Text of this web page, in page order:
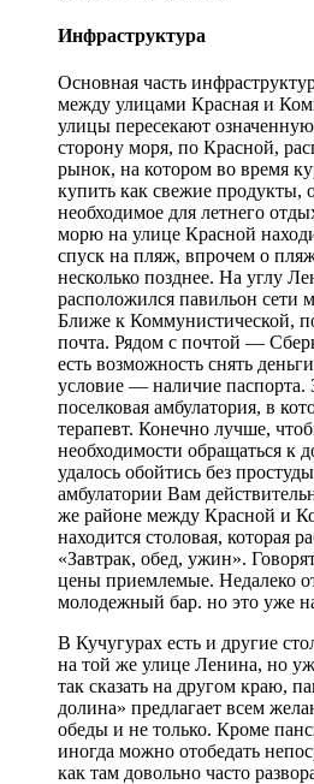
Инфраструктура
Основная часть
между улицами Красная и
улицы пересекают
сторону моря, по Красной,
рынок, на котором во время
купить как свежие продукты,
необходимое для летнего
морю на улице Красной
спуск на пляж, впрочем о
несколько позднее. На углу
расположился павильон сети
Ближе к Коммунистической,
почта. Рядом с почтой —
есть возможность снять
условие — наличие паспорта.
поселковая амбулатория, в
терапевт. Конечно лучше,
необходимости обращаться к
удалось обойтись без
амбулатории Вам
же районе между Красной и
находится столовая, которая
«Завтрак, обед, ужин».
цены приемлемые. Недалеко
молодежный бар. но это уже
В Кучугурах есть и другие
на той же улице Ленина, но
так сказать на другом краю,
долина» предлагает всем
обеды и не только. Кроме
иногда можно отобедать
как там довольно часто